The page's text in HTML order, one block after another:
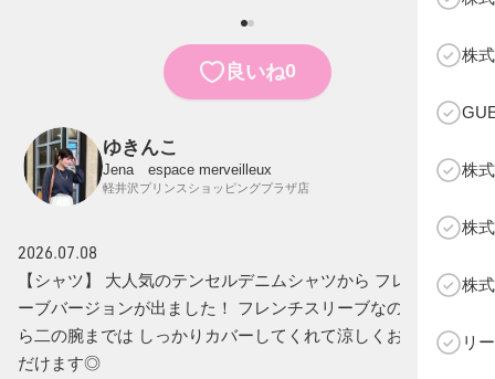
株
株
株
株
リ
良いね0
ゆきんこ
Jena espace merveilleux
軽井沢プリンスショッピングプラザ店
2026.07.08
【シャツ】 大人気のテンセルデニムシャツから フレンチスリ
ーブバージョンが出ました！ フレンチスリーブなので、肩か
ら二の腕までは しっかりカバーしてくれて涼しくお召しいた
だけます◎